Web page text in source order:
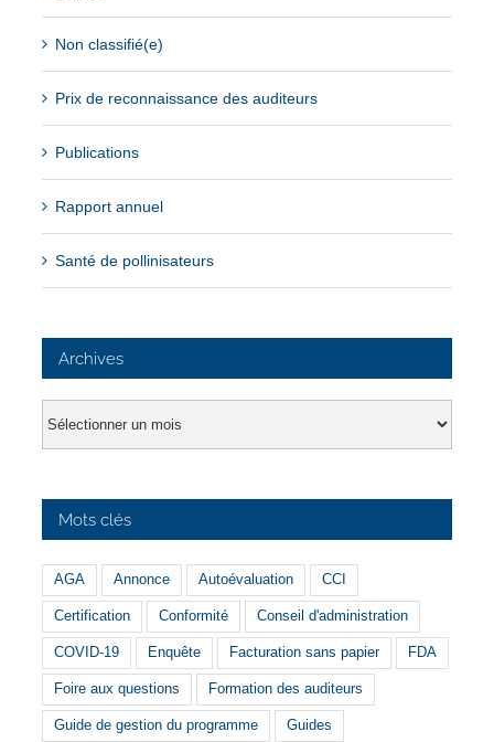
Non classifié(e)
Prix de reconnaissance des auditeurs
Publications
Rapport annuel
Santé de pollinisateurs
Archives
Archives
Mots clés
AGA Annonce Autoévaluation CCI
Certification Conformité Conseil d'administration
COVID-19 Enquête Facturation sans papier FDA
Foire aux questions Formation des auditeurs
Guide de gestion du programme Guides